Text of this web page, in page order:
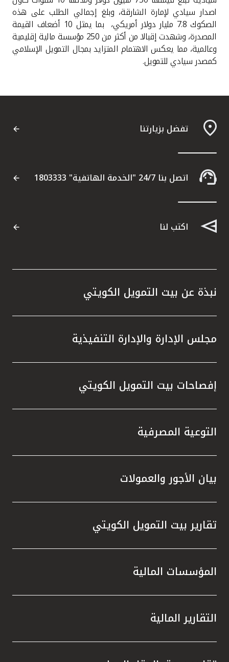
اصدار سيادي لإمارة الشارقة، وبلغ إجمالي الطلب على هذه
الصكوك 7.8 مليار دولار أمريكي، بما يمثل 10 أضعاف القيمة
المصدرة، وشهدت إقبالا من أكثر من 250 مؤسسة مالية إقليمية
وعالمية، مما يعكس الاهتمام المتزايد بمجال التمويل الإسلامي
كمصدر سيادي للتمويل.
تفضل بزيارتنا
اتصل بنا 24/7 "الخدمة الهاتفية" 1803333
اكتب لنا
نبذة عن بيت التمويل الكويتي
مجلس الإدارة والإدارة التنفيذية
إفصاحات بيت التمويل الكويتي
التوعية المصرفية
بيان الأجور والعمولات
تقارير بيت التمويل الكويتي
المؤسسات المالية
التقارير المالية